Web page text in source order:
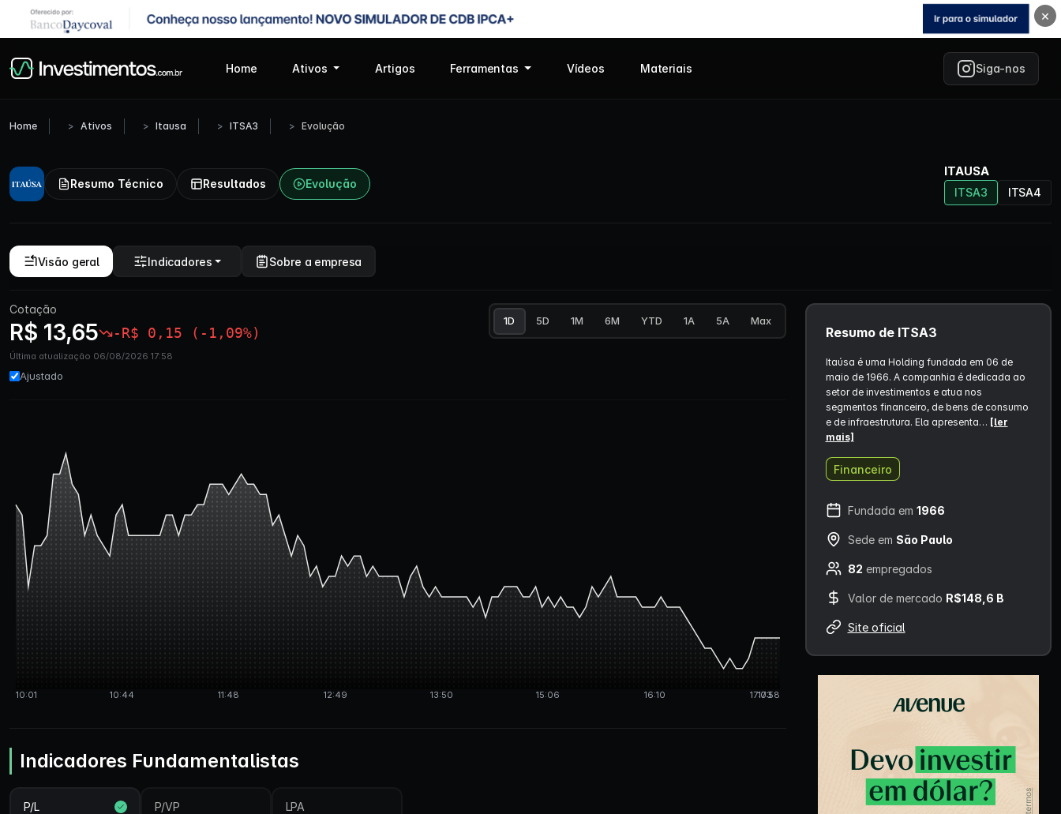
×
Home Ativos Artigos Ferramentas Vídeos Materiais Siga-nos
Home Ativos Itausa ITSA3 Evolução
Resumo Técnico Resultados Evolução
ITAUSA
ITSA3 ITSA4
Visão geral Indicadores Sobre a empresa
Cotação
R$ 13,65 -R$ 0,15 (-1,09%)
Última atualização 06/08/2026 17:58
Ajustado
1D 5D 1M 6M YTD 1A 5A Max
Indicadores Fundamentalistas
P/L P/VP LPA
Resumo de ITSA3
Itaúsa é uma Holding fundada em 06 de
maio de 1966. A companhia é dedicada ao
setor de investimentos e atua nos
segmentos financeiro, de bens de consumo
e de infraestrutura. Ela apresenta… [ler
mais]
Financeiro
Fundada em 1966
Sede em São Paulo
82 empregados
Valor de mercado R$148,6 B
Site oficial